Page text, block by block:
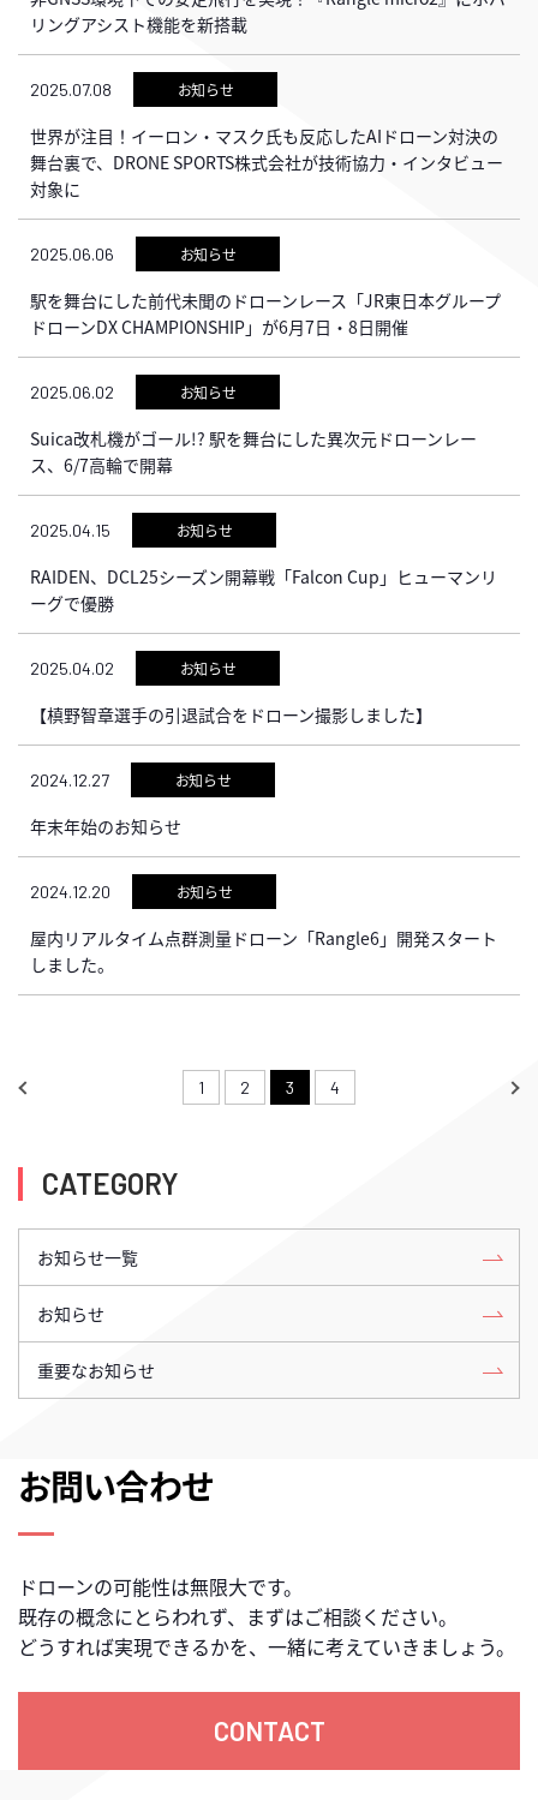
リングアシスト機能を新搭載
2025.07.08 お知らせ
世界が注目！イーロン・マスク氏も反応したAIドローン対決の
舞台裏で、DRONE SPORTS株式会社が技術協力・インタビュー
対象に
2025.06.06 お知らせ
駅を舞台にした前代未聞のドローンレース「JR東日本グループ
ドローンDX CHAMPIONSHIP」が6月7日・8日開催
2025.06.02 お知らせ
Suica改札機がゴール!? 駅を舞台にした異次元ドローンレー
ス、6/7高輪で開幕
2025.04.15 お知らせ
RAIDEN、DCL25シーズン開幕戦「Falcon Cup」ヒューマンリ
ーグで優勝
2025.04.02 お知らせ
【槙野智章選手の引退試合をドローン撮影しました】
2024.12.27 お知らせ
年末年始のお知らせ
2024.12.20 お知らせ
屋内リアルタイム点群測量ドローン「Rangle6」開発スタート
しました。
1 2 3 4
CATEGORY
お知らせ一覧
お知らせ
重要なお知らせ
お問い合わせ
ドローンの可能性は無限大です。
既存の概念にとらわれず、まずはご相談ください。
どうすれば実現できるかを、一緒に考えていきましょう。
CONTACT